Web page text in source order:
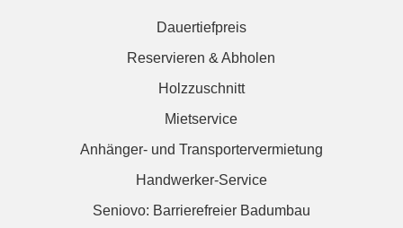
Dauertiefpreis
Reservieren & Abholen
Holzzuschnitt
Mietservice
Anhänger- und Transportervermietung
Handwerker-Service
Seniovo: Barrierefreier Badumbau